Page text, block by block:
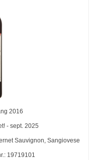
2016
- sept. 2025
Sauvignon, Sangiovese
19719101